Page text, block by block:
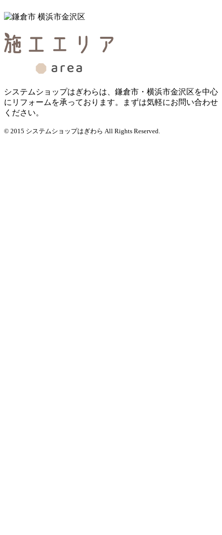
システムショップはぎわらは、鎌倉市・横浜市金沢区を中心
にリフォームを承っております。まずは気軽にお問い合わせ
ください。
© 2015 システムショップはぎわら All Rights Reserved.